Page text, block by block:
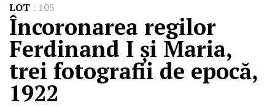
LOT : 105
Încoronarea regilor
Ferdinand I și Maria,
trei fotografii de epocă,
1922